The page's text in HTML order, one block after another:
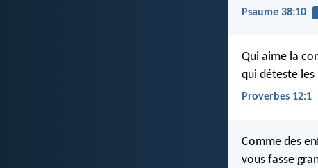
Psaume 38:10
Qui aime la
qui déteste les
Proverbes 12:1
Comme des
vous fasse